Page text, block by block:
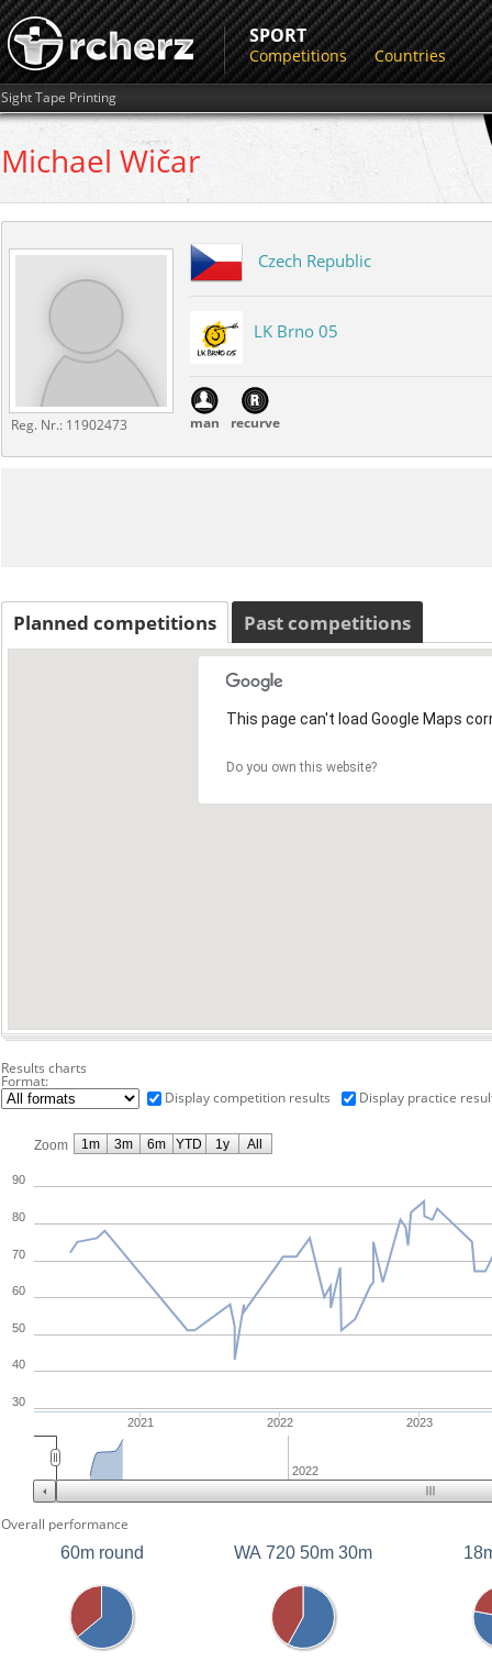
SPORT
Competitions Countries
Sight Tape Printing
Michael Wičar
Reg. Nr.: 11902473
Czech Republic
LK Brno 05
man recurve
Planned competitions Past competitions
This page can't load Google Maps
Do you own this website?
Results charts
Format:
Display competition results
Display practice
Zoom
2021 2022 2023
30
40
50
60
70
80
90
2022
1m 3m 6m YTD 1y All
Overall performance
60m round
WA 720 50m 30m